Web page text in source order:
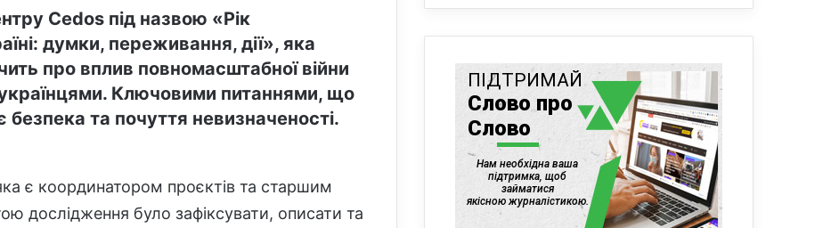
Cedos під назвою «Рік
думки, переживання, дії», яка
про вплив повномасштабної війни
Ключовими питаннями, що
та почуття невизначеності.
є координатором проєктів та старшим
дослідження було зафіксувати, описати та